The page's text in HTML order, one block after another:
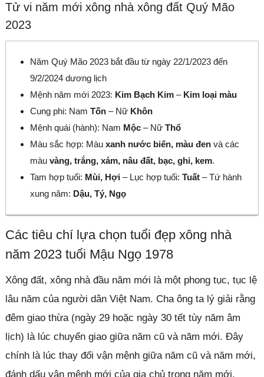
Tử vi năm mới xông nhà xông đất Quý Mão
2023
Năm Quý Mão 2023 bắt đầu từ ngày 22/1/2023 đến
9/2/2024 dương lịch
Mệnh năm mới 2023: Kim Bạch Kim – Kim loại màu
Cung phi: NamTốn – Nữ Khôn
Mệnh quái (hành): Nam Mộc – NữThổ
Màu sắc hợp: Màuxanh nước biển, màu đen và các
màuvàng, trắng, xám, nâu đất, bạc, ghi, kem.
Tam hợp tuổi: Mùi, Hợi – Lục hợp tuổi:Tuất – Tứ hành
xung năm: Dậu, Tý, Ngọ
Các tiêu chí lựa chọn tuổi đẹp xông nhà
năm 2023 tuổi Mậu Ngọ 1978
Xông đất, xông nhà đầu năm mới là một phong tục, tục lệ
lâu năm của người dân Việt Nam. Cha ông ta lý giải rằng
đêm giao thừa (ngày 29 hoặc ngày 30 tết tùy năm âm
lịch) là lúc chuyển giao giữa năm cũ và năm mới. Đây
chính là lúc thay đổi vận mệnh giữa năm cũ và năm mới,
đánh dấu vận mệnh mới của gia chủ trong năm mới.